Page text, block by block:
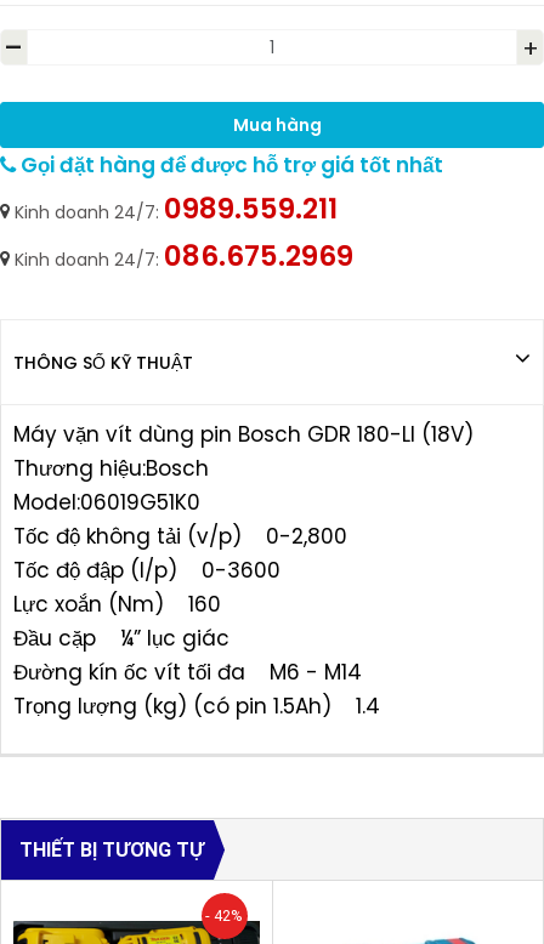
- +
Mua hàng
Gọi đặt hàng để được hỗ trợ giá tốt nhất
Kinh doanh 24/7: 0989.559.211
Kinh doanh 24/7: 086.675.2969
THÔNG SỐ KỸ THUẬT
Máy vặn vít dùng pin Bosch GDR 180-LI (18V)
Thương hiệu:Bosch
Model:06019G51K0
Tốc độ không tải (v/p) 0-2,800
Tốc độ đập (l/p) 0-3600
Lực xoắn (Nm) 160
Đầu cặp ¼” lục giác
Đường kín ốc vít tối đa M6 - M14
Trọng lượng (kg) (có pin 1.5Ah) 1.4
THIẾT BỊ TƯƠNG TỰ
- 42%